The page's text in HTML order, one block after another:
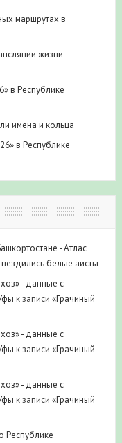
маршрутах в
жизни
в Республике
имена и кольца
в Республике
- Атлас
белые аисты
- данные с
к записи «Грачиный
- данные с
к записи «Грачиный
- данные с
к записи «Грачиный
Республике